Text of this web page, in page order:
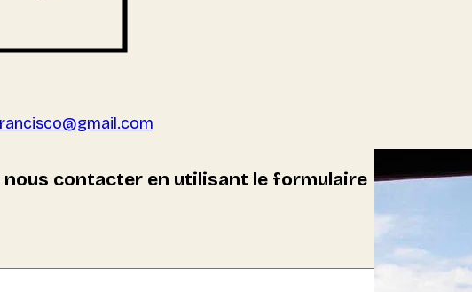
nous contacter en utilisant le formulaire